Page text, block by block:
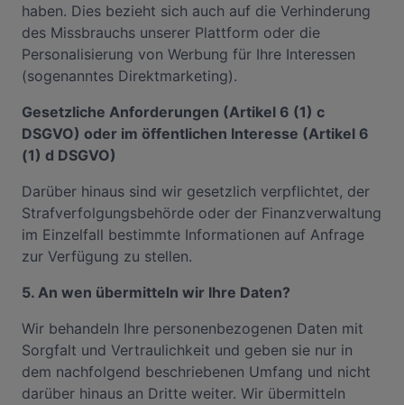
haben. Dies bezieht sich auch auf die Verhinderung
des Missbrauchs unserer Plattform oder die
Personalisierung von Werbung für Ihre Interessen
(sogenanntes Direktmarketing).
Gesetzliche Anforderungen (Artikel 6 (1) c
DSGVO) oder im öffentlichen Interesse (Artikel 6
(1) d DSGVO)
Darüber hinaus sind wir gesetzlich verpflichtet, der
Strafverfolgungsbehörde oder der Finanzverwaltung
im Einzelfall bestimmte Informationen auf Anfrage
zur Verfügung zu stellen.
5. An wen übermitteln wir Ihre Daten?
Wir behandeln Ihre personenbezogenen Daten mit
Sorgfalt und Vertraulichkeit und geben sie nur in
dem nachfolgend beschriebenen Umfang und nicht
darüber hinaus an Dritte weiter. Wir übermitteln